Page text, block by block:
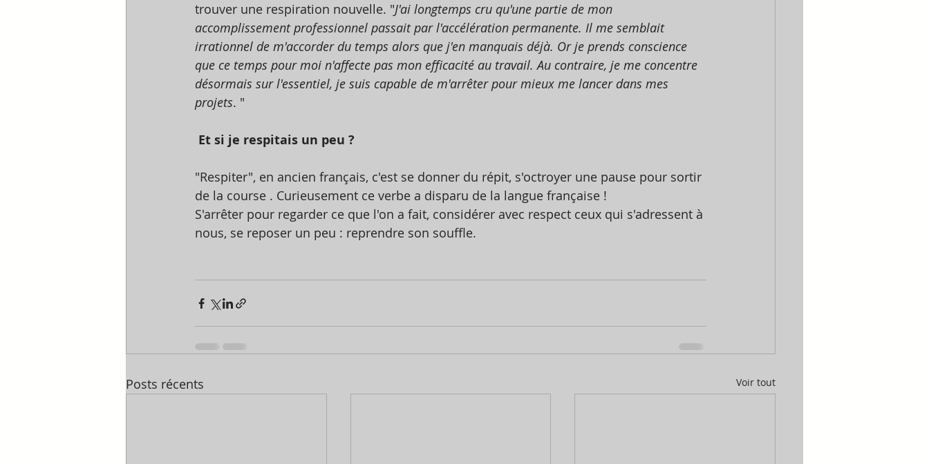
trouver une respiration nouvelle. "J'ai longtemps cru qu'une partie de mon
accomplissement professionnel passait par l'accélération permanente. Il me semblait
irrationnel de m'accorder du temps alors que j'en manquais déjà. Or je prends conscience
que ce temps pour moi n'affecte pas mon efficacité au travail. Au contraire, je me concentre
désormais sur l'essentiel, je suis capable de m'arrêter pour mieux me lancer dans mes
projets. "
Et si je respitais un peu ?
"Respiter", en ancien français, c'est se donner du répit, s'octroyer une pause pour sortir
de la course . Curieusement ce verbe a disparu de la langue française !
S'arrêter pour regarder ce que l'on a fait, considérer avec respect ceux qui s'adressent à
nous, se reposer un peu : reprendre son souffle.
Posts récents Voir tout